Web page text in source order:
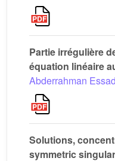
Partie irrégulière
équation linéaire
Abderrahman
Solutions,
symmetric